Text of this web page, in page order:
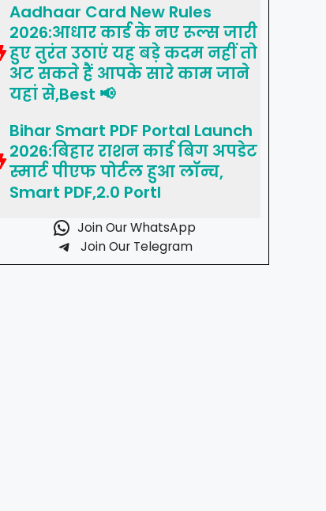
Aadhaar Card New Rules
2026:आधार कार्ड के नए रूल्स जारी
हुए तुरंत उठाएं यह बड़े कदम नहीं तो
अट सकते हैं आपके सारे काम जाने
यहां से,Best 📢
Bihar Smart PDF Portal Launch
2026:बिहार राशन कार्ड बिग अपडेट
स्मार्ट पीएफ पोर्टल हुआ लॉन्च,
Smart PDF,2.0 Portl
Join Our WhatsApp
Join Our Telegram